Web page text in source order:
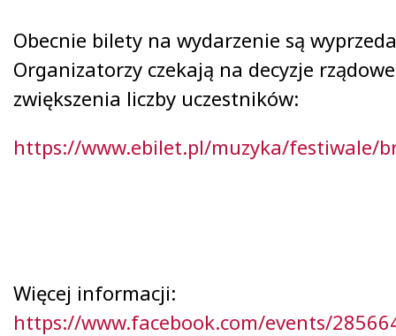
Obecnie bilety na wydarzenie są
Organizatorzy czekają na decyzje
zwiększenia liczby uczestników:
https://www.ebilet.pl/muzyka/festiwale/
Więcej informacji:
https://www.facebook.com/events/